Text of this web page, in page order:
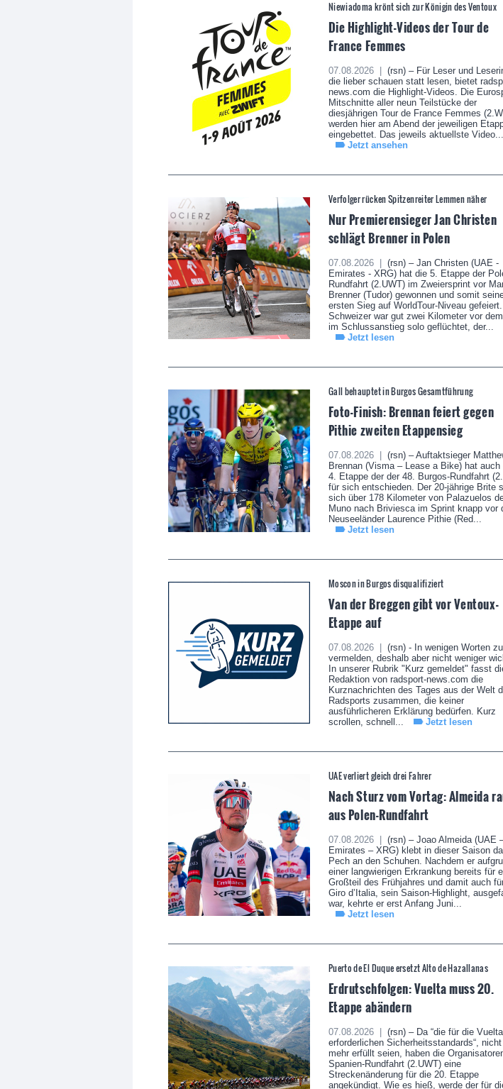
Niewiadoma krönt sich zur Königin des Ventoux
Die Highlight-Videos der Tour de
France Femmes
07.08.2026 |
(rsn) – Für Leser und
die lieber schauen statt lesen, bietet
news.com die Highlight-Videos. Die
Mitschnitte aller neun Teilstücke der
diesjährigen Tour de France Femmes
werden hier am Abend der jeweiligen
eingebettet. Das jeweils aktuellste Video...
Jetzt ansehen
Verfolger rücken Spitzenreiter Lemmen näher
Nur Premierensieger Jan Christen
schlägt Brenner in Polen
07.08.2026 |
(rsn) – Jan Christen (UAE -
Emirates - XRG) hat die 5. Etappe der
Rundfahrt (2.UWT) im Zweiersprint vor
Brenner (Tudor) gewonnen und somit
ersten Sieg auf WorldTour-Niveau
Schweizer war gut zwei Kilometer vor
im Schlussanstieg solo geflüchtet, der...
Jetzt lesen
Gall behauptet in Burgos Gesamtführung
Foto-Finish: Brennan feiert gegen
Pithie zweiten Etappensieg
07.08.2026 |
(rsn) – Auftaktsieger
Brennan (Visma – Lease a Bike) hat auch
4. Etappe der der 48. Burgos-Rundfahrt
für sich entschieden. Der 20-jährige Brite
sich über 178 Kilometer von Palazuelos
Muno nach Briviesca im Sprint knapp vor
Neuseeländer Laurence Pithie (Red...
Jetzt lesen
Moscon in Burgos disqualifiziert
Van der Breggen gibt vor Ventoux-
Etappe auf
07.08.2026 |
(rsn) - In wenigen Worten zu
vermelden, deshalb aber nicht weniger
In unserer Rubrik "Kurz gemeldet" fasst
Redaktion von radsport-news.com die
Kurznachrichten des Tages aus der Welt
Radsports zusammen, die keiner
ausführlicheren Erklärung bedürfen. Kurz
scrollen, schnell...
Jetzt lesen
UAE verliert gleich drei Fahrer
Nach Sturz vom Vortag: Almeida
aus Polen-Rundfahrt
07.08.2026 |
(rsn) – Joao Almeida (UAE
Emirates – XRG) klebt in dieser Saison
Pech an den Schuhen. Nachdem er
einer langwierigen Erkrankung bereits für
Großteil des Frühjahres und damit auch
Giro d’Italia, sein Saison-Highlight,
war, kehrte er erst Anfang Juni...
Jetzt lesen
Puerto de El Duque ersetzt Alto de Hazallanas
Erdrutschfolgen: Vuelta muss 20.
Etappe abändern
07.08.2026 |
(rsn) – Da “die für die Vuelta
erforderlichen Sicherheitsstandards“, nicht
mehr erfüllt seien, haben die
Spanien-Rundfahrt (2.UWT) eine
Streckenänderung für die 20. Etappe
angekündigt. Wie es hieß, werde der für